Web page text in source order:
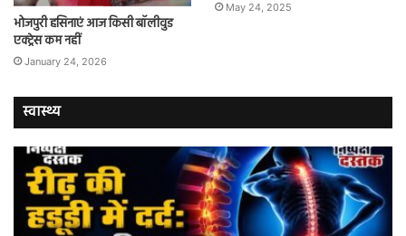
भोजपुरी हसिनाएं आज किसी बॉलीवुड
एक्ट्रेस कम नहीं
January 24, 2026
May 24, 2025
स्वास्थ्य